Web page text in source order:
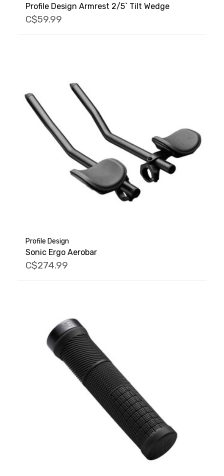
Profile Design Armrest 2/5` Tilt Wedge
C$59.99
Profile Design
Sonic Ergo Aerobar
C$274.99